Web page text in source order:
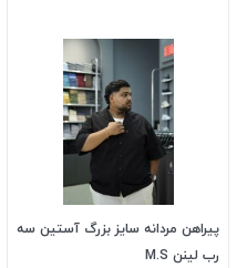
پیراهن مردانه سایز بزرگ آستین سه
رب لینن M.S